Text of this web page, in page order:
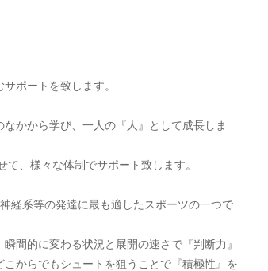
ポートを致します。
かから学び、一人の『人』として成長しま
、様々な体制でサポート致します。
経系等の発達に最も適したスポーツの一つで
間的に変わる状況と展開の速さで『判断力』
からでもシュートを狙うことで『積極性』を